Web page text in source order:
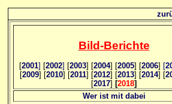
Bild-Berichte
[2001] [2002] [2003] [2004] [2005] [2006] [
[2009] [2010] [2011] [2012] [2013] [2014] [
[2017] [2018]
Wer ist mit dabei